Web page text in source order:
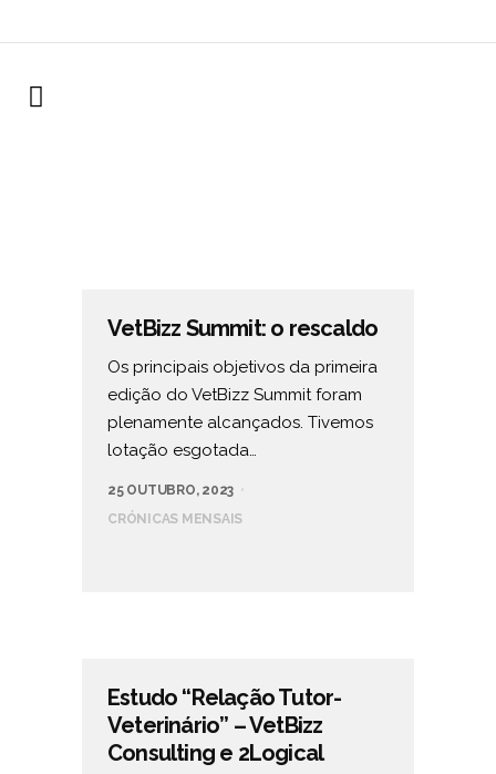
VetBizz Summit: o rescaldo
Os principais objetivos da primeira
edição do VetBizz Summit foram
plenamente alcançados. Tivemos
lotação esgotada…
25 OUTUBRO, 2023
CRÓNICAS MENSAIS
Estudo “Relação Tutor-
Veterinário” – VetBizz
Consulting e 2Logical